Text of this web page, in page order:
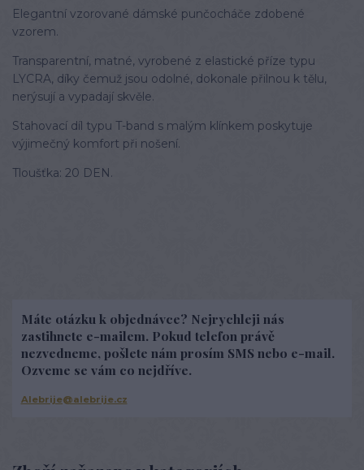
Elegantní vzorované dámské punčocháče zdobené
vzorem.
Transparentní, matné, vyrobené z elastické příze typu
LYCRA, díky čemuž jsou odolné, dokonale přilnou k tělu,
nerýsují a vypadají skvěle.
Stahovací díl typu T-band s malým klínkem poskytuje
výjimečný komfort při nošení.
Tloušťka: 20 DEN.
Máte otázku k objednávce? Nejrychleji nás
zastihnete e-mailem. Pokud telefon právě
nezvedneme, pošlete nám prosím SMS nebo e-mail.
Ozveme se vám co nejdříve.
Alebrije@alebrije.cz